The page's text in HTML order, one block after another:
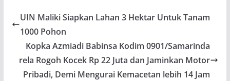
UIN Maliki Siapkan Lahan 3 Hektar Untuk Tanam
1000 Pohon
Kopka Azmiadi Babinsa Kodim 0901/Samarinda
rela Rogoh Kocek Rp 22 Juta dan Jaminkan Motor
Pribadi, Demi Mengurai Kemacetan lebih 14 Jam